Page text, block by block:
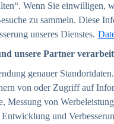
Wenn Sie einwilligen,
zu sammeln. Diese
unseres Dienstes.
unsere Partner
genauer
von oder Zugriff auf
Messung von
und